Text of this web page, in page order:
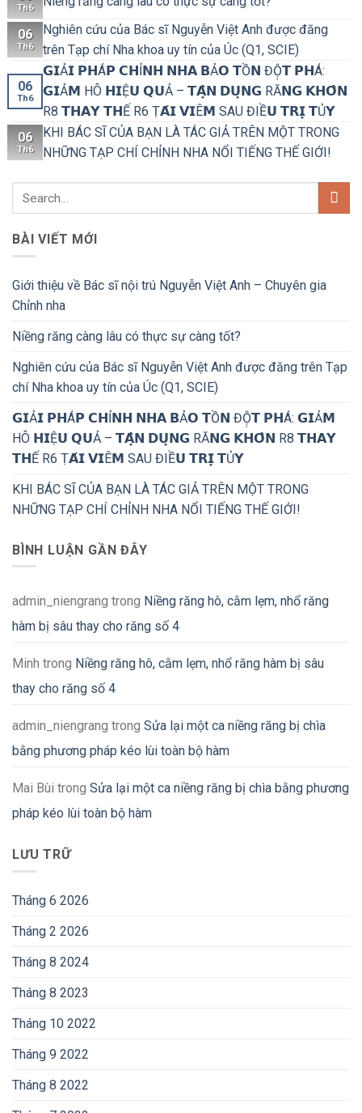
Th6
06
Th6
Nghiên cứu của Bác sĩ Nguyễn Việt Anh được đăng
trên Tạp chí Nha khoa uy tín của Úc (Q1, SCIE)
06
Th6
𝗚𝗜Ả𝗜 𝗣𝗛Á𝗣 𝗖𝗛Ỉ𝗡𝗛 𝗡𝗛𝗔 𝗕Ả𝗢 𝗧Ồ𝗡 ĐỘ̣𝗧 𝗣𝗛Á:
𝗚𝗜Ả𝗠 HÔ 𝗛𝗜Ệ𝗨 𝗤𝗨Ả – 𝗧𝗔̣̂𝗡 𝗗𝗨̣𝗡𝗚 RĂ𝗡𝗚 𝗞𝗛𝗢̂𝗡
R8 𝗧𝗛𝗔𝗬 𝗧𝗛Ế R6 Ṭ𝗔́𝗜 𝗩𝗜Ê𝗠 SAU ĐIỀ𝗨 𝗧𝗥𝗜̣ 𝗧Ủ𝗬
06
Th6
KHI BÁC SĨ CỦA BẠN LÀ TÁC GIẢ TRÊN MỘT TRONG
NHỮNG TẠP CHÍ CHỈNH NHA NỔI TIẾNG THẾ GIỚI!
BÀI VIẾT MỚI
Giới thiệu về Bác sĩ nội trú Nguyễn Việt Anh – Chuyên gia
Chỉnh nha
Niềng răng càng lâu có thực sự càng tốt?
Nghiên cứu của Bác sĩ Nguyễn Việt Anh được đăng trên Tạp
chí Nha khoa uy tín của Úc (Q1, SCIE)
𝗚𝗜Ả𝗜 𝗣𝗛Á𝗣 𝗖𝗛Ỉ𝗡𝗛 𝗡𝗛𝗔 𝗕Ả𝗢 𝗧Ồ𝗡 ĐỘ̣𝗧 𝗣𝗛Á: 𝗚𝗜Ả𝗠
HÔ 𝗛𝗜Ệ𝗨 𝗤𝗨Ả – 𝗧𝗔̣̂𝗡 𝗗𝗨̣𝗡𝗚 RĂ𝗡𝗚 𝗞𝗛𝗢̂𝗡 R8 𝗧𝗛𝗔𝗬
𝗧𝗛Ế R6 Ṭ𝗔́𝗜 𝗩𝗜Ê𝗠 SAU ĐIỀ𝗨 𝗧𝗥𝗜̣ 𝗧Ủ𝗬
KHI BÁC SĨ CỦA BẠN LÀ TÁC GIẢ TRÊN MỘT TRONG
NHỮNG TẠP CHÍ CHỈNH NHA NỔI TIẾNG THẾ GIỚI!
BÌNH LUẬN GẦN ĐÂY
admin_niengrang trong Niềng răng hô, cằm lẹm, nhổ răng
hàm bị sâu thay cho răng số 4
Minh trong Niềng răng hô, cằm lẹm, nhổ răng hàm bị sâu
thay cho răng số 4
admin_niengrang trong Sửa lại một ca niềng răng bị chìa
bằng phương pháp kéo lùi toàn bộ hàm
Mai Bùi trong Sửa lại một ca niềng răng bị chìa bằng phương
pháp kéo lùi toàn bộ hàm
LƯU TRỮ
Tháng 6 2026
Tháng 2 2026
Tháng 8 2024
Tháng 8 2023
Tháng 10 2022
Tháng 9 2022
Tháng 8 2022